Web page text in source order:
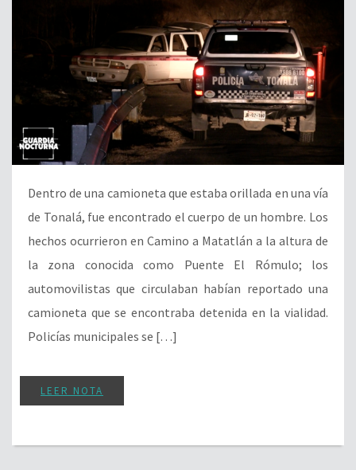
Dentro de una camioneta que estaba orillada en una vía
de Tonalá, fue encontrado el cuerpo de un hombre. Los
hechos ocurrieron en Camino a Matatlán a la altura de
la zona conocida como Puente El Rómulo; los
automovilistas que circulaban habían reportado una
camioneta que se encontraba detenida en la vialidad.
Policías municipales se […]
LEER NOTA